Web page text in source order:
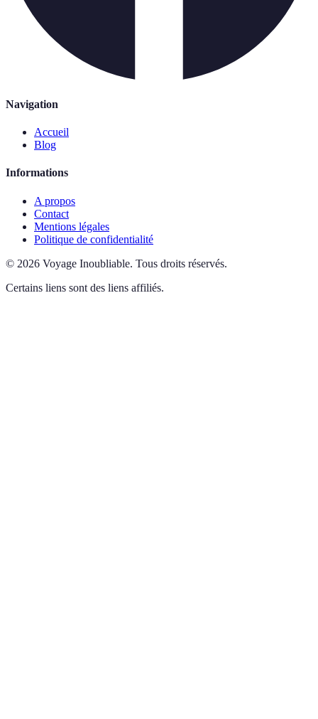
Navigation
Accueil
Blog
Informations
A propos
Contact
Mentions légales
Politique de confidentialité
© 2026 Voyage Inoubliable. Tous droits réservés.
Certains liens sont des liens affiliés.